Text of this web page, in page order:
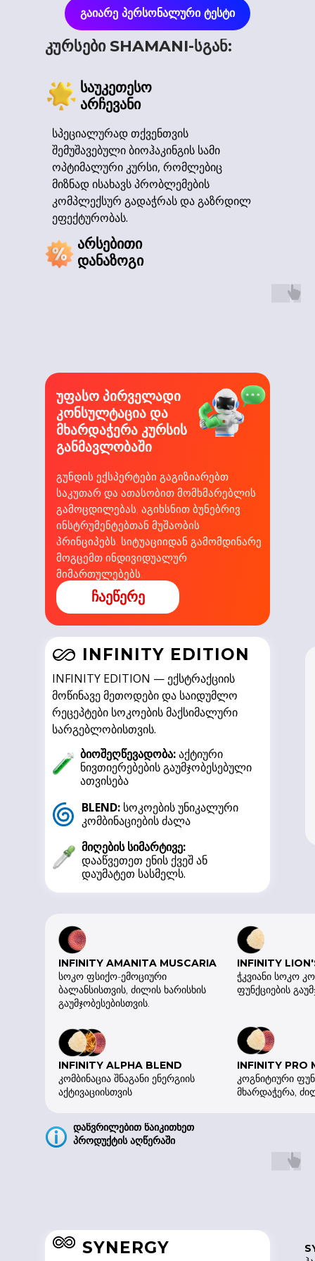
არა იმიტომ რომ აქციაა, რადგან შენ უკვე აქამდე
მოხვედი! ეს კი ნიშნავს, რომ შიგნით რაღაცამ უკვე
გააკეთა არჩევანი...
ნუ დაელოდები კიდევ ერთ "სწორ მომენტს"...
ეს არის საუკეთესო მომენტი!
გაიარე პერსონალური ტესტი
კურსები SHAMANI-სგან:
საუკეთესო
არჩევანი
სპეციალურად თქვენთვის
შემუშავებული ბიოჰაკინგის სამი
ოპტიმალური კურსი, რომლებიც
მიზნად ისახავს პრობლემების
კომპლექსურ გადაჭრას და გაზრდილ
ეფექტურობას.
არსებითი
დანაზოგი
უფასო პირველადი
კონსულტაცია და
მხარდაჭერა კურსის
განმავლობაში
ჩაეწერე
გუნდის ექსპერტები გაგიზიარებთ
საკუთარ და ათასობით მომხმარებლის
გამოცდილებას, აგიხსნით ბუნებრივ
ინსტრუმენტებთან მუშაობის
პრინციპებს. სიტუაციიდან გამომდინარე
მოგცემთ ინდივიდუალურ
მიმართულებებს.
INFINITY EDITION
INFINITY EDITION — ექსტრაქციის
მოწინავე მეთოდები და საიდუმლო
რეცეპტები სოკოების მაქსიმალური
სარგებლობისთვის.
BLEND: სოკოების უნიკალური
კომბინაციების ძალა
ბიოშეღწევადობა:აქტიური
ნივთიერებების გაუმჯობესებული
ათვისება
მიღების სიმარტივე:
დააწვეთეთ ენის ქვეშ ან
დაუმატეთ სასმელს.
INFINITY AMANITA MUSCARIA
სოკო ფსიქო-ემოციური
ბალანსისთვის, ძილის ხარისხის
გაუმჯობესებისთვის.
INFINITY
ჭკვიანი სოკო
ფუნქციების
INFINITY ALPHA BLEND
კომბინაცია შნაგანი ენერგიის
აქტივაციისთვის
INFINITY PRO
კოგნიტიური
მხარდაჭერა,
დაწვრილებით წაიკითხეთ
პროდუქტის აღწერაში
SYNERGY